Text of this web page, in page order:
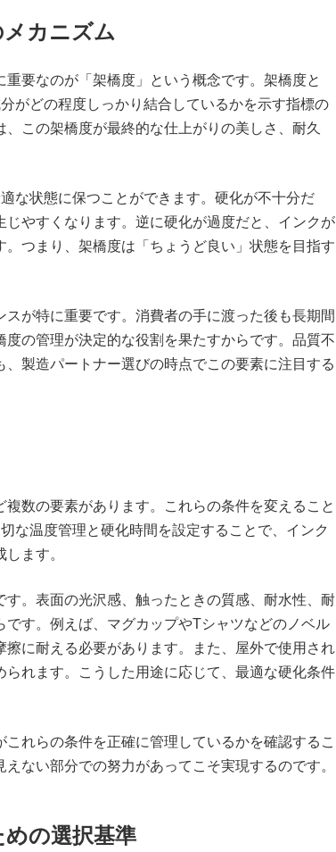
カニズム
要なのが「架橋度」という概念です。架橋度と
がどの程度しっかり結合しているかを示す指標の
この架橋度が最終的な仕上がりの美しさ、耐久
な状態に保つことができます。硬化が不十分だ
やすくなります。逆に硬化が過度だと、インクが
つまり、架橋度は「ちょうど良い」状態を目指す
が特に重要です。消費者の手に渡った後も長期間
の管理が決定的な役割を果たすからです。品質不
製造パートナー選びの時点でこの要素に注目する
数の要素があります。これらの条件を変えること
な温度管理と硬化時間を設定することで、インク
ます。
。表面の光沢感、触ったときの質感、耐水性、耐
す。例えば、マグカップやTシャツなどのノベル
に耐える必要があります。また、屋外で使用され
れます。こうした用途に応じて、最適な硬化条件
れらの条件を正確に管理しているかを確認するこ
ない部分での努力があってこそ実現するのです。
の選択基準